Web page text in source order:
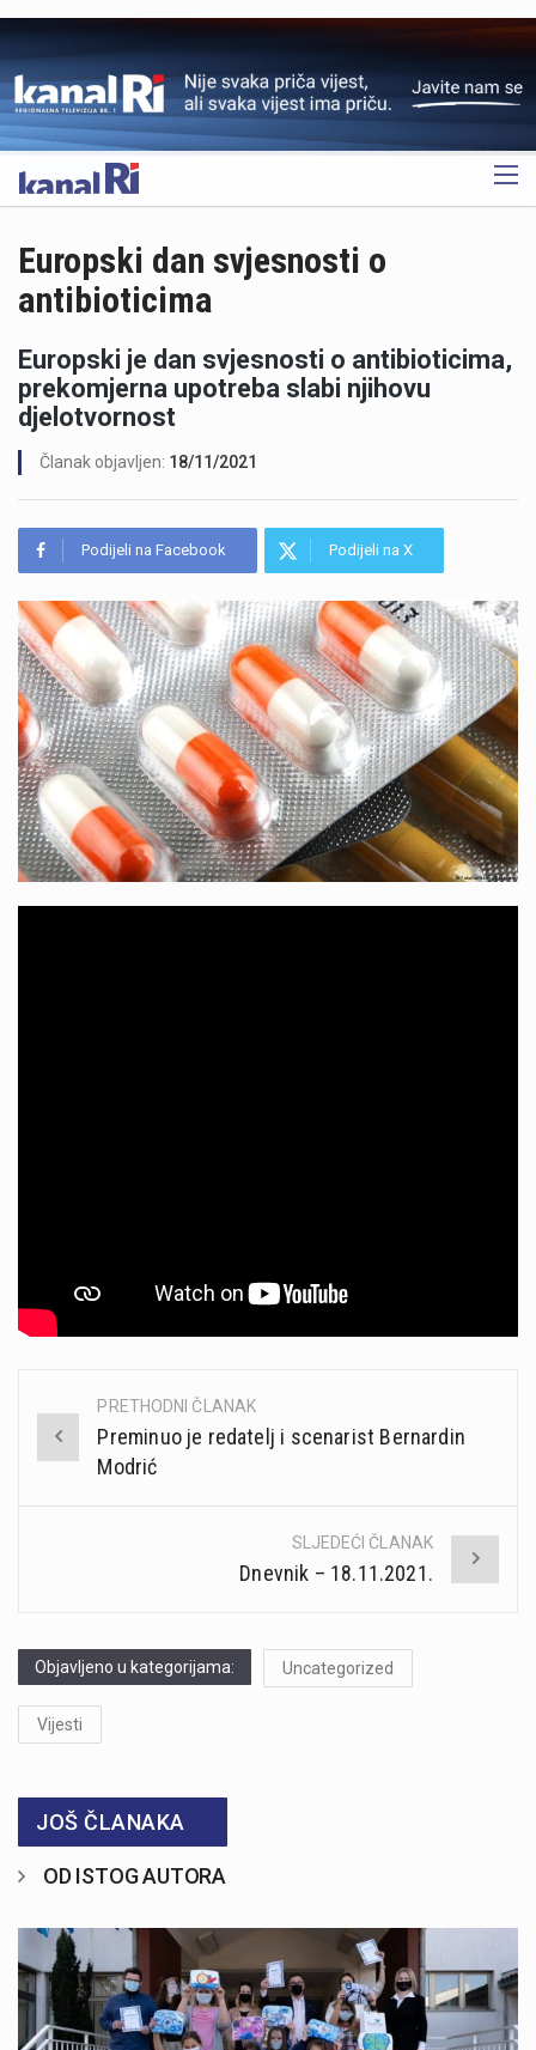
OGLAS
Europski dan svjesnosti o
antibioticima
Europski je dan svjesnosti o antibioticima,
prekomjerna upotreba slabi njihovu
djelotvornost
Članak objavljen: 18/11/2021
Podijeli na Facebook Podijeli na X
Post
navigation
PRETHODNI ČLANAK
Preminuo je redatelj i scenarist Bernardin
Modrić
SLJEDEĆI ČLANAK
Dnevnik – 18.11.2021.
Objavljeno u kategorijama: Uncategorized
Vijesti
JOŠ ČLANAKA
OD ISTOG AUTORA